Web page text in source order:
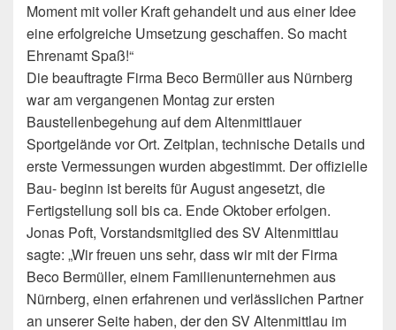
Moment mit voller Kraft gehandelt und aus einer Idee
eine erfolgreiche Umsetzung geschaffen. So macht
Ehrenamt Spaß!“
Die beauftragte Firma Beco Bermüller aus Nürnberg
war am vergangenen Montag zur ersten
Baustellenbegehung auf dem Altenmittlauer
Sportgelände vor Ort. Zeitplan, technische Details und
erste Vermessungen wurden abgestimmt. Der offizielle
Bau- beginn ist bereits für August angesetzt, die
Fertigstellung soll bis ca. Ende Oktober erfolgen.
Jonas Poft, Vorstandsmitglied des SV Altenmittlau
sagte: „Wir freuen uns sehr, dass wir mit der Firma
Beco Bermüller, einem Familienunternehmen aus
Nürnberg, einen erfahrenen und verlässlichen Partner
an unserer Seite haben, der den SV Altenmittlau im